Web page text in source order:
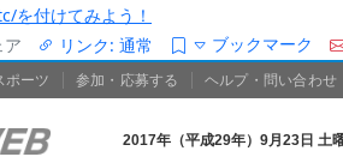
を付けてみよう！
ア リンク: 通常 ブックマーク